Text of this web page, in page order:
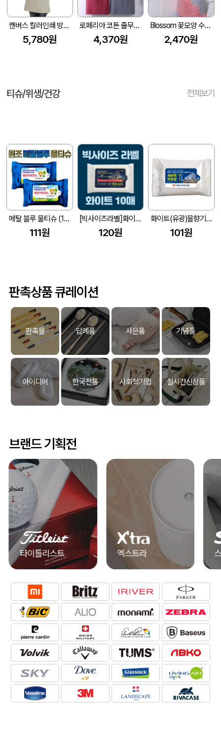
캔버스 칼러인쇄 방수 바리스타 앞치마 Z117
5,780원
로페리아 코튼 줄무늬 앞치마
4,370원
Blossom 꽃모양 수건달린 주방 앞치마 1P
2,470원
티슈/위생/건강 전체보기
메탈 블루 물티슈 (10매/15매/20매) (150*90mm)
111원
[빅사이즈라벨]화이트 물티슈 10매 (145*90mm)
120원
화이트(유광)물향기 물티슈(5매,10매,15매,20매)
101원
판촉상품 큐레이션
판촉물 답례품 사은품 기념품
아이디어 한국전통 사회적기업 실시간신상품
브랜드 기획전
타이틀리스트 엑스트라 스카이